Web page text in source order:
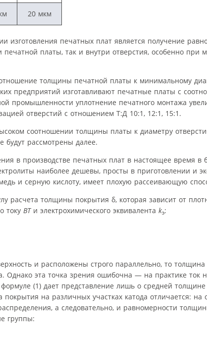
20 мкм
изготовления печатных плат является получение
платы, так и внутри отверстия, особенно при
толщины печатной платы к минимальному
предприятий изготавливают печатные платы с
промышленности уплотнение печатного монтажа
отверстий с отношением Т:Д 10:1, 12:1, 15:1.
соотношении толщины платы к диаметру
рассмотрены далее.
в производстве печатных плат в настоящее время в
наиболее дешевы, просты в приготовлении и
и серную кислоту, имеет плохую рассеивающую
расчета толщины покрытия δ, которая зависит от
току ВТи электрохимического эквивалента kэ:
и расположены строго параллельно, то
Однако эта точка зрения ошибочна — на практике ток
(1) дает представление лишь о средней
на различных участках катода отличается: на
а следовательно, и равномерности
группы: